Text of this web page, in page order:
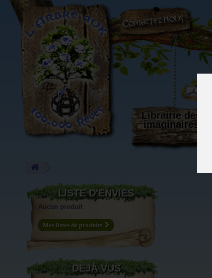
L'Arbre aux 100.000 Rêves
Librairie des
imaginaires
LISTE D'ENVIES
Aucun produit
Mes listes de produits
DÉJÀ VUS